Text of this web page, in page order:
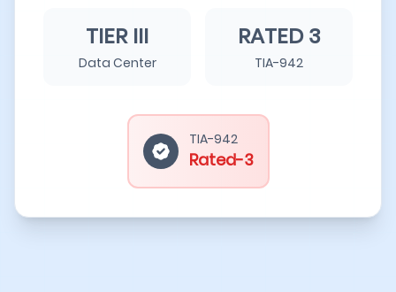
TIER III
Data Center
RATED 3
TIA-942
TIA-942
Rated-3